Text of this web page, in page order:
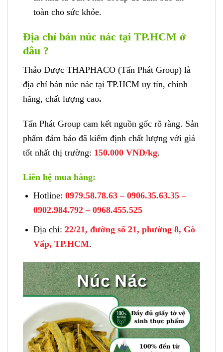
toàn cho sức khỏe.
Địa chỉ bán núc nác tại TP.HCM ở
đâu ?
Thảo Dược THAPHACO (Tấn Phát Group) là
địa chỉ bán núc nác tại TP.HCM uy tín, chính
hãng, chất lượng cao.
Tấn Phát Group cam kết nguồn gốc rõ ràng. Sản
phẩm đảm bảo đã kiểm định chất lượng với giá
tốt nhất thị trường: 150.000 VND/kg.
Liên hệ mua hàng:
Hotline: 0979.58.78.63 – 0906.35.63.35 –
0902.984.792 – 0968.455.525
Địa chỉ: 22/21, đường số 21, phường 8, Gò
Vấp, TP.HCM.